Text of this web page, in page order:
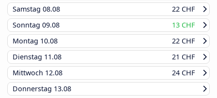
Samstag 08.08
22 CHF
Sonntag 09.08
13 CHF
Montag 10.08
22 CHF
Dienstag 11.08
21 CHF
Mittwoch 12.08
24 CHF
Donnerstag 13.08